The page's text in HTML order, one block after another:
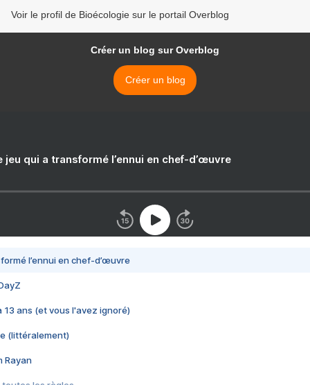
Voir le profil de Bioécologie sur le portail Overblog
Créer un blog sur Overblog
Créer un blog
jeu qui a transformé l’ennui en chef-d’œuvre
l’ennui en chef-d’œuvre
13 ans (et vous l'avez ignoré)
(littéralement)
Rayan